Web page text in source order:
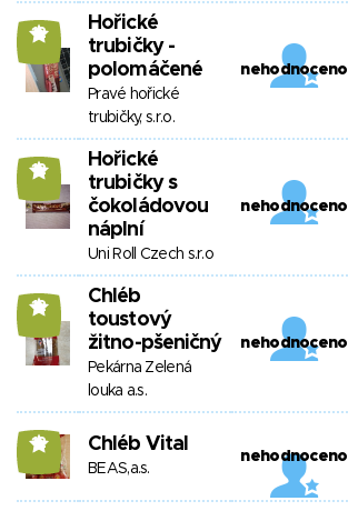
12
Hořické
trubičky -
polomáčené
Pravé hořické
trubičky, s.r.o.
nehodnoceno
12
Hořické
trubičky s
čokoládovou
náplní
Uni Roll Czech s.r.o
nehodnoceno
12
Chléb
toustový
žitno-pšeničný
Pekárna Zelená
louka a.s.
nehodnoceno
12 Chléb Vital
BEAS,a.s.
nehodnoceno